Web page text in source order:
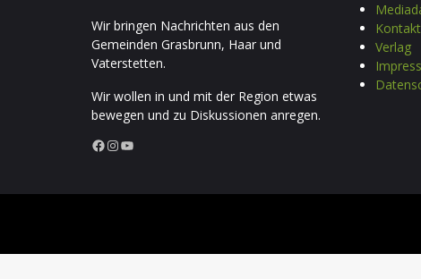
Wir bringen Nachrichten aus den
Gemeinden Grasbrunn, Haar und
Vaterstetten.
Wir wollen in und mit der Region etwas
bewegen und zu Diskussionen anregen.
Facebook InstagramYouTube
Kontakt
Verlag